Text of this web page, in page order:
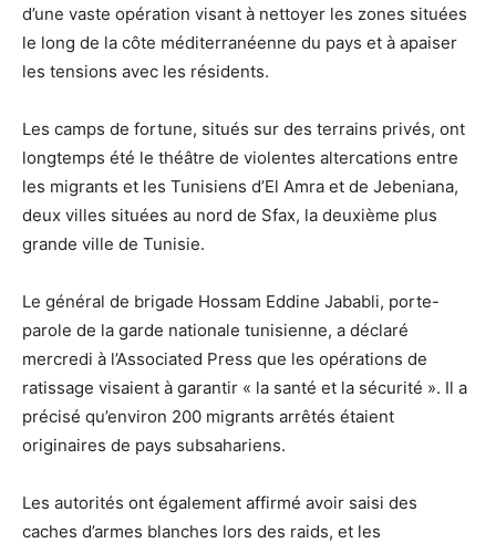
d’une vaste opération visant à nettoyer les zones situées
le long de la côte méditerranéenne du pays et à apaiser
les tensions avec les résidents.
Les camps de fortune, situés sur des terrains privés, ont
longtemps été le théâtre de violentes altercations entre
les migrants et les Tunisiens d’El Amra et de Jebeniana,
deux villes situées au nord de Sfax, la deuxième plus
grande ville de Tunisie.
Le général de brigade Hossam Eddine Jababli, porte-
parole de la garde nationale tunisienne, a déclaré
mercredi à l’Associated Press que les opérations de
ratissage visaient à garantir « la santé et la sécurité ». Il a
précisé qu’environ 200 migrants arrêtés étaient
originaires de pays subsahariens.
Les autorités ont également affirmé avoir saisi des
caches d’armes blanches lors des raids, et les